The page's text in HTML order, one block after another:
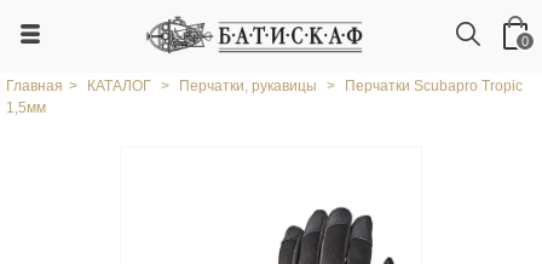
0
Главная > КАТАЛОГ > Перчатки, рукавицы >
Перчатки Scubapro Tropic
1,5мм